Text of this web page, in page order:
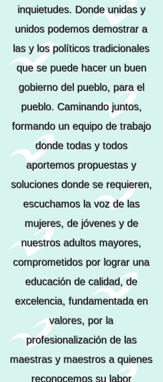
inquietudes. Donde unidas y
unidos podemos demostrar a
las y los políticos tradicionales
que se puede hacer un buen
gobierno del pueblo, para el
pueblo. Caminando juntos,
formando un equipo de trabajo
donde todas y todos
aportemos propuestas y
soluciones donde se requieren,
escuchamos la voz de las
mujeres, de jóvenes y de
nuestros adultos mayores,
comprometidos por lograr una
educación de calidad, de
excelencia, fundamentada en
valores, por la
profesionalización de las
maestras y maestros a quienes
reconocemos su labor